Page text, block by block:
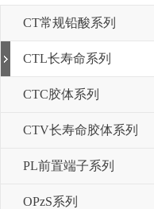
CT常规铅酸系列
CTL长寿命系列
CTC胶体系列
CTV长寿命胶体系列
PL前置端子系列
OPzS系列